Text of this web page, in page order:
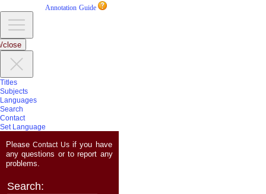
Annotation Guide
close
Titles
Subjects
Languages
Search
Contact
Set Language
PleaseContact Usif you have
any questions or to report any
problems.
Search: